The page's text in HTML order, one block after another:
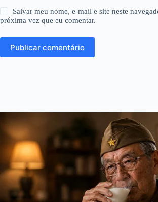
Salvar meu nome, e-mail e site neste
próxima vez que eu comentar.
Publicar comentário